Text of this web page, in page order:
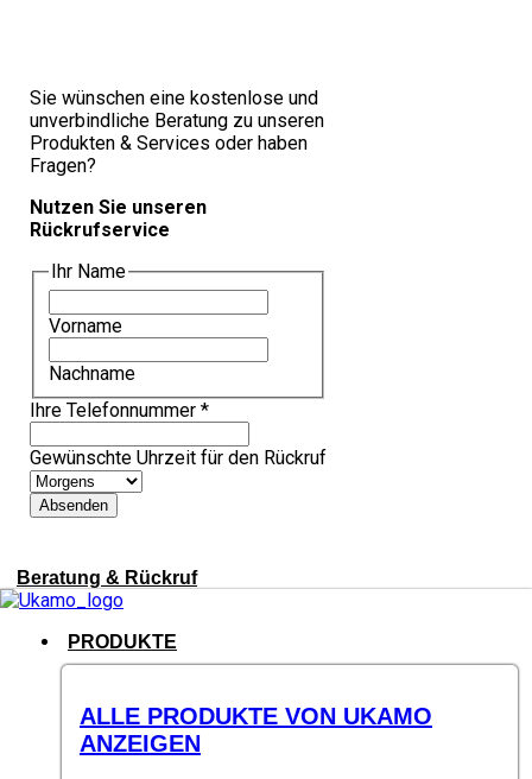
Sie wünschen eine kostenlose und
unverbindliche Beratung zu unseren
Produkten & Services oder haben
Fragen?
Nutzen Sie unseren
Rückrufservice
Ihr Name
Vorname
Nachname
Ihre Telefonnummer *
Gewünschte Uhrzeit für den Rückruf
Absenden
Beratung & Rückruf
PRODUKTE
ALLE PRODUKTE VON UKAMO
ANZEIGEN